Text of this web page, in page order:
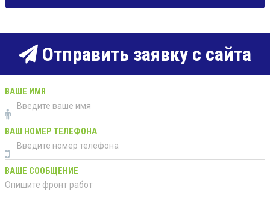
Отправить заявку с сайта
ВАШЕ ИМЯ
ВАШ НОМЕР ТЕЛЕФОНА
ВАШЕ СООБЩЕНИЕ